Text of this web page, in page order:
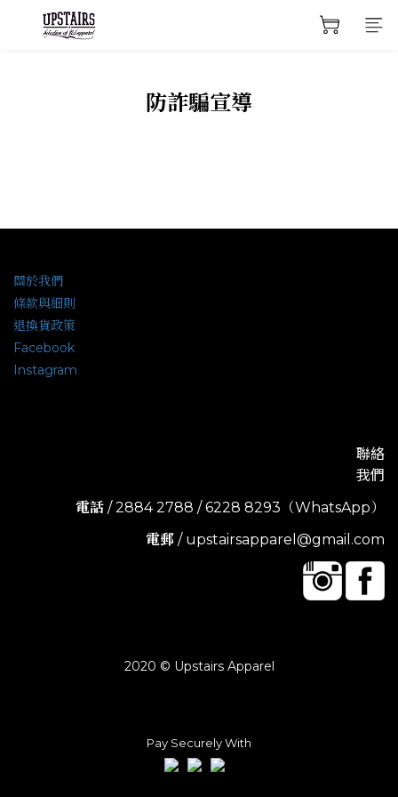
防詐騙宣導
關於我們
條款與細則
退換貨政策
Facebook
Instagram
聯絡
我們
電話 / 2884 2788 / 6228 8293（WhatsApp）
電郵 / upstairsapparel@gmail.com
2020 © Upstairs Apparel
Pay Securely With